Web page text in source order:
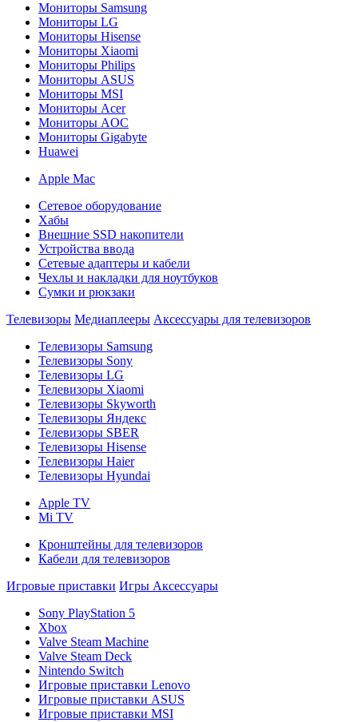
Мониторы Samsung
Мониторы LG
Мониторы Hisense
Мониторы Xiaomi
Мониторы Philips
Мониторы ASUS
Мониторы MSI
Мониторы Acer
Мониторы AOC
Мониторы Gigabyte
Huawei
Apple Mac
Сетевое оборудование
Хабы
Внешние SSD накопители
Устройства ввода
Сетевые адаптеры и кабели
Чехлы и накладки для ноутбуков
Сумки и рюкзаки
Телевизоры Медиаплееры Аксессуары для телевизоров
Телевизоры Samsung
Телевизоры Sony
Телевизоры LG
Телевизоры Xiaomi
Телевизоры Skyworth
Телевизоры Яндекс
Телевизоры SBER
Телевизоры Hisense
Телевизоры Haier
Телевизоры Hyundai
Apple TV
Mi TV
Кронштейны для телевизоров
Кабели для телевизоров
Игровые приставки Игры Аксессуары
Sony PlayStation 5
Xbox
Valve Steam Machine
Valve Steam Deck
Nintendo Switch
Игровые приставки Lenovo
Игровые приставки ASUS
Игровые приставки MSI